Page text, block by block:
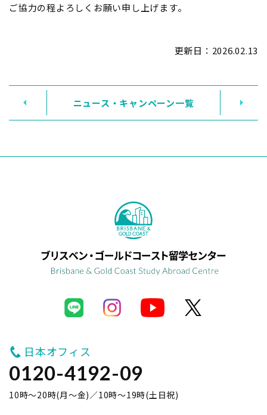
ご協力の程よろしくお願い申し上げます。
更新日： 2026.02.13
ニュース・キャンペーン一覧
日本オフィス
0120-4192-09
10時～20時(月～金)／10時～19時(土日祝)